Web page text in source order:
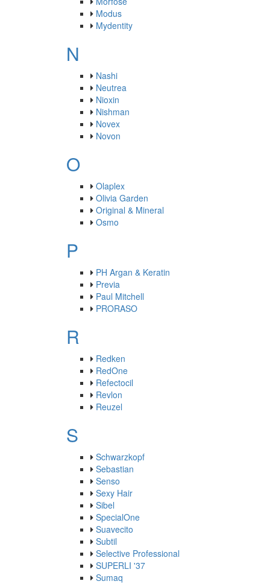
Modus
Mydentity
N
Nashi
Neutrea
Nioxin
Nishman
Novex
Novon
O
Olaplex
Olivia Garden
Original & Mineral
Osmo
P
PH Argan & Keratin
Previa
Paul Mitchell
PRORASO
R
Redken
RedOne
Refectocil
Revlon
Reuzel
S
Schwarzkopf
Sebastian
Senso
Sexy Hair
Sibel
SpecialOne
Suavecito
Subtil
Selective Professional
SUPERLI '37
Sumaq